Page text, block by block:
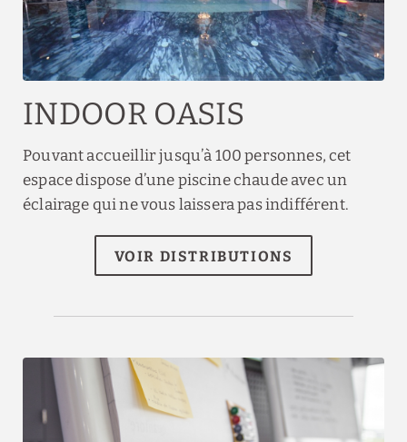
INDOOR OASIS
Pouvant accueillir jusqu’à 100 personnes, cet
espace dispose d’une piscine chaude avec un
éclairage qui ne vous laissera pas indifférent.
VOIR DISTRIBUTIONS